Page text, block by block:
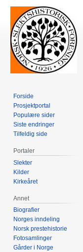
Forside
Prosjektportal
Populære sider
Siste endringer
Tilfeldig side
Portaler
Slekter
Kilder
Kirkeåret
Annet
Biografier
Norges inndeling
Norsk prestehistorie
Fotosamlinger
Gårder i Norge